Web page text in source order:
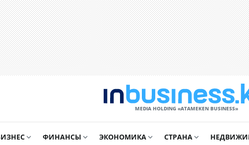
MEDIA HOLDING «ATAMEKЕN BUSINESS»
ФИНАНСЫ ЭКОНОМИКА СТРАНА